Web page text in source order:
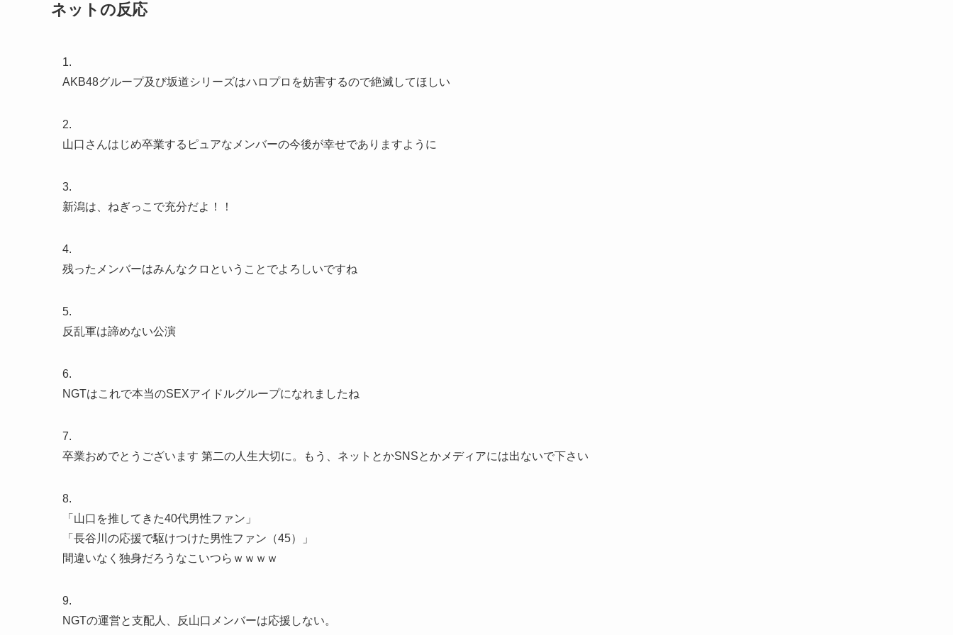
ネットの反応
1.
AKB48グループ及び坂道シリーズはハロプロを妨害するので絶滅してほしい
2.
山口さんはじめ卒業するピュアなメンバーの今後が幸せでありますように
3.
新潟は、ねぎっこで充分だよ！！
4.
残ったメンバーはみんなクロということでよろしいですね
5.
反乱軍は諦めない公演
6.
NGTはこれで本当のSEXアイドルグループになれましたね
7.
卒業おめでとうございます 第二の人生大切に。もう、ネットとかSNSとかメディアには出ないで下さい
8.
「山口を推してきた40代男性ファン」
「長谷川の応援で駆けつけた男性ファン（45）」
間違いなく独身だろうなこいつらｗｗｗｗ
9.
NGTの運営と支配人、反山口メンバーは応援しない。